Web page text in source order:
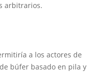
arbitrarios.
a los actores de
búfer basado en pila y